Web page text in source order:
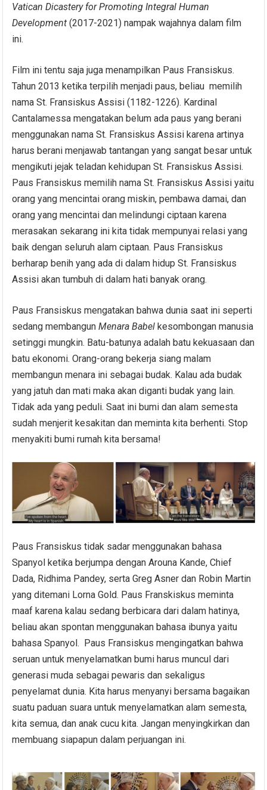
Vatican Dicastery for Promoting Integral Human
Development(2017-2021) nampak wajahnya dalam film
ini.
Film ini tentu saja juga menampilkan Paus Fransiskus.
Tahun 2013 ketika terpilih menjadi paus, beliau memilih
nama St. Fransiskus Assisi (1182-1226). Kardinal
Cantalamessa mengatakan belum ada paus yang berani
menggunakan nama St. Fransiskus Assisi karena artinya
harus berani menjawab tantangan yang sangat besar untuk
mengikuti jejak teladan kehidupan St. Fransiskus Assisi.
Paus Fransiskus memilih nama St. Fransiskus Assisi yaitu
orang yang mencintai orang miskin, pembawa damai, dan
orang yang mencintai dan melindungi ciptaan karena
merasakan sekarang ini kita tidak mempunyai relasi yang
baik dengan seluruh alam ciptaan. Paus Fransiskus
berharap benih yang ada di dalam hidup St. Fransiskus
Assisi akan tumbuh di dalam hati banyak orang.
Paus Fransiskus mengatakan bahwa dunia saat ini seperti
sedang membangunMenara Babel kesombongan manusia
setinggi mungkin. Batu-batunya adalah batu kekuasaan dan
batu ekonomi. Orang-orang bekerja siang malam
membangun menara ini sebagai budak. Kalau ada budak
yang jatuh dan mati maka akan diganti budak yang lain.
Tidak ada yang peduli. Saat ini bumi dan alam semesta
sudah menjerit kesakitan dan meminta kita berhenti. Stop
menyakiti bumi rumah kita bersama!
Paus Fransiskus tidak sadar menggunakan bahasa
Spanyol ketika berjumpa dengan Arouna Kande, Chief
Dada, Ridhima Pandey, serta Greg Asner dan Robin Martin
yang ditemani Lorna Gold. Paus Franskiskus meminta
maaf karena kalau sedang berbicara dari dalam hatinya,
beliau akan spontan menggunakan bahasa ibunya yaitu
bahasa Spanyol. Paus Fransiskus mengingatkan bahwa
seruan untuk menyelamatkan bumi harus muncul dari
generasi muda sebagai pewaris dan sekaligus
penyelamat dunia. Kita harus menyanyi bersama bagaikan
suatu paduan suara untuk menyelamatkan alam semesta,
kita semua, dan anak cucu kita. Jangan menyingkirkan dan
membuang siapapun dalam perjuangan ini.